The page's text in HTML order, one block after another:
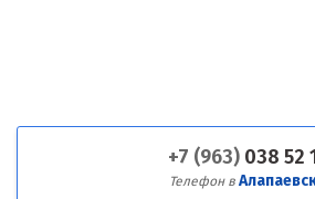
+7 (963) 038 52
Телефон в